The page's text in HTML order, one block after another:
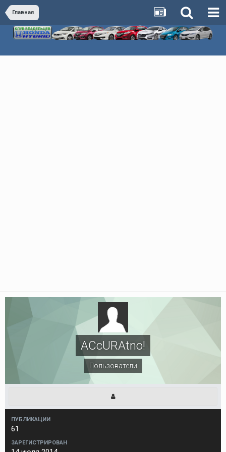
Главная
ACcURAtno!
Пользователи
ПУБЛИКАЦИИ
61
ЗАРЕГИСТРИРОВАН